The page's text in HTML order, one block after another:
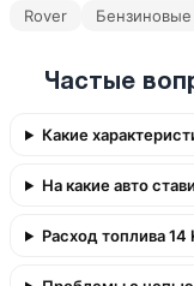
Rover Бензиновые
Частые
Какие
На какие авто
Расход топлива 14